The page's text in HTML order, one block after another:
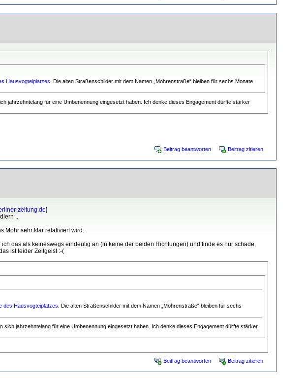
Hausvogteiplatzes. Die alten Straßenschilder mit dem Namen „Mohrenstraße“ bleiben für sechs Monate
jahrzehntelang für eine Umbenennung eingesetzt haben. Ich denke dieses Engagement dürfte stärker
Beitrag beantworten Beitrag zitieren
zeitung.de]
..
Mohr sehr klar relativiert wird.
das als keineswegs eindeutig an (in keine der beiden Richtungen) und finde es nur schade,
ist leider Zeitgeist :-(
des Hausvogteiplatzes. Die alten Straßenschilder mit dem Namen „Mohrenstraße“ bleiben für sechs
jahrzehntelang für eine Umbenennung eingesetzt haben. Ich denke dieses Engagement dürfte stärker
Beitrag beantworten Beitrag zitieren